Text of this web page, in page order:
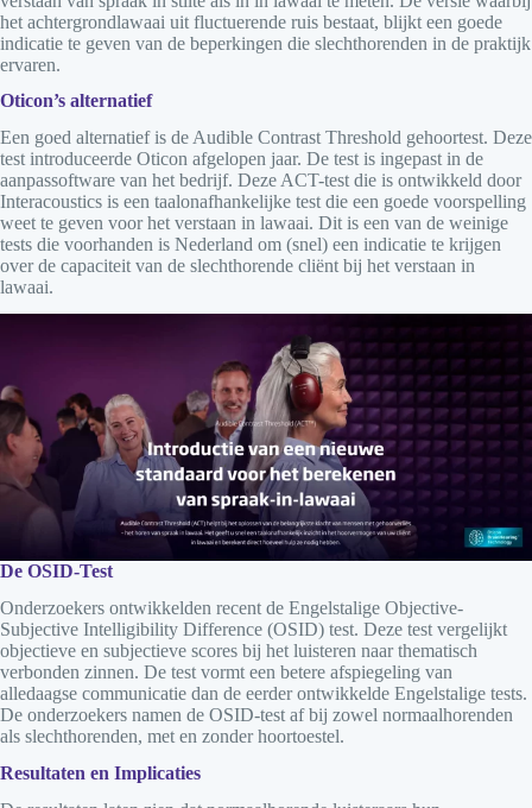
het achtergrondlawaai uit fluctuerende ruis bestaat, blijkt een goede
indicatie te geven van de beperkingen die slechthorenden in de praktijk
ervaren.
Oticon’s alternatief
Een goed alternatief is de Audible Contrast Threshold gehoortest. Deze
test introduceerde Oticon afgelopen jaar. De test is ingepast in de
aanpassoftware van het bedrijf. Deze ACT-test die is ontwikkeld door
Interacoustics is een taalonafhankelijke test die een goede voorspelling
weet te geven voor het verstaan in lawaai. Dit is een van de weinige
tests die voorhanden is Nederland om (snel) een indicatie te krijgen
over de capaciteit van de slechthorende cliënt bij het verstaan in
lawaai.
De OSID-Test
Onderzoekers ontwikkelden recent de Engelstalige Objective-
Subjective Intelligibility Difference (OSID) test. Deze test vergelijkt
objectieve en subjectieve scores bij het luisteren naar thematisch
verbonden zinnen. De test vormt een betere afspiegeling van
alledaagse communicatie dan de eerder ontwikkelde Engelstalige tests.
De onderzoekers namen de OSID-test af bij zowel normaalhorenden
als slechthorenden, met en zonder hoortoestel.
Resultaten en Implicaties